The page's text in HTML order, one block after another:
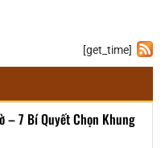
[get_time]
– 7 Bí Quyết Chọn Khung